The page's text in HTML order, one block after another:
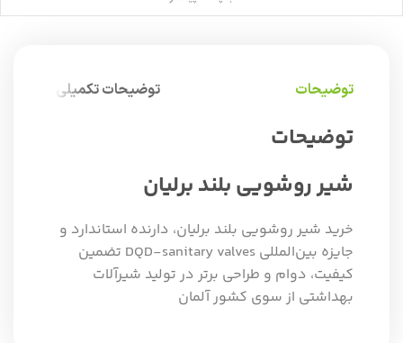
توضیحات توضیحات تکمیلی
توضیحات
شیر روشویی بلند برلیان
خرید شیر روشویی بلند برلیان، دارنده استاندارد و
جایزه بین‌المللی DQD-sanitary valves تضمین
کیفیت، دوام و طراحی برتر در تولید شیرآلات
بهداشتی از سوی کشور آلمان